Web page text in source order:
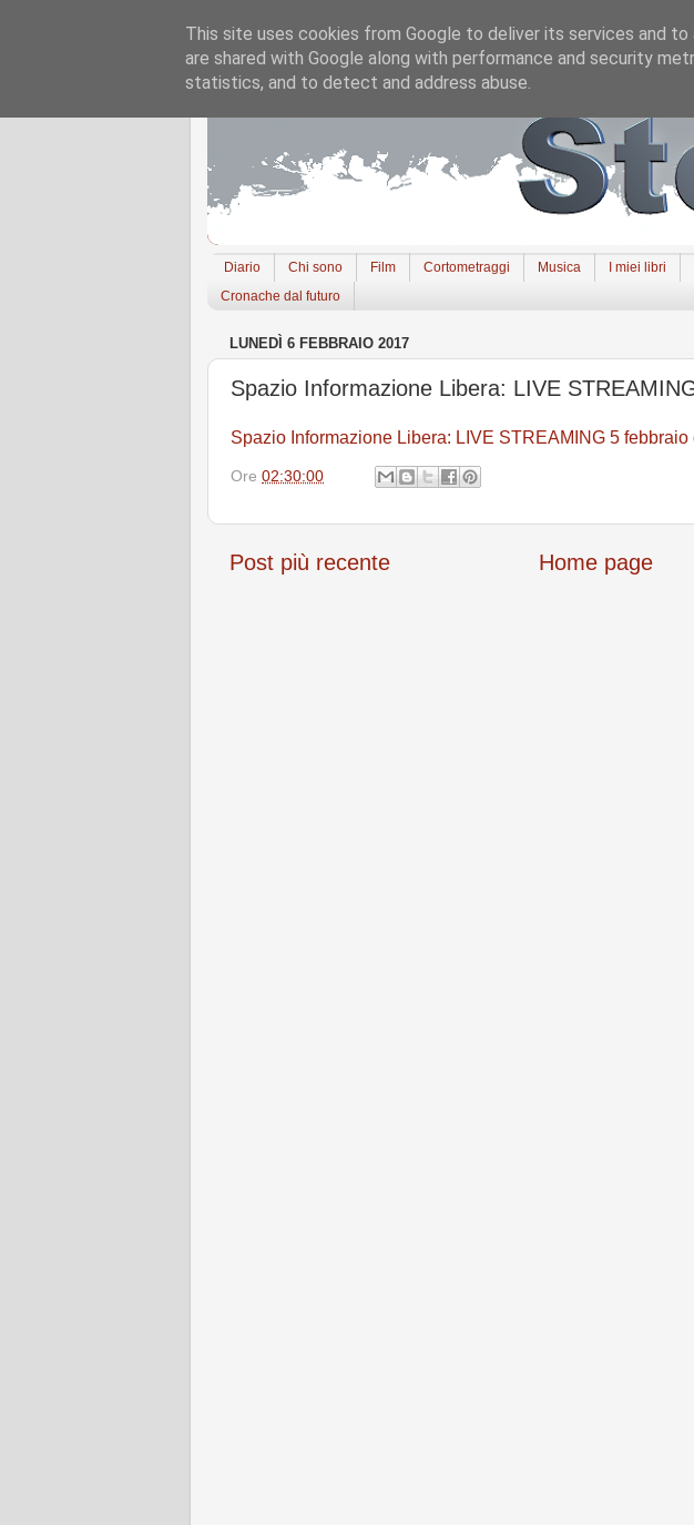
Diario Chi sono Film Cortometraggi Musica I miei libri
Cronache dal futuro
LUNEDÌ 6 FEBBRAIO 2017
Spazio Informazione Libera: LIVE
Spazio Informazione Libera: LIVE STREAMING 5 febbraio
Ore 02:30:00
Post più recente Home page
This site uses cookies from Google to deliver its services and
are shared with Google along with performance and security
statistics, and to detect and address abuse.